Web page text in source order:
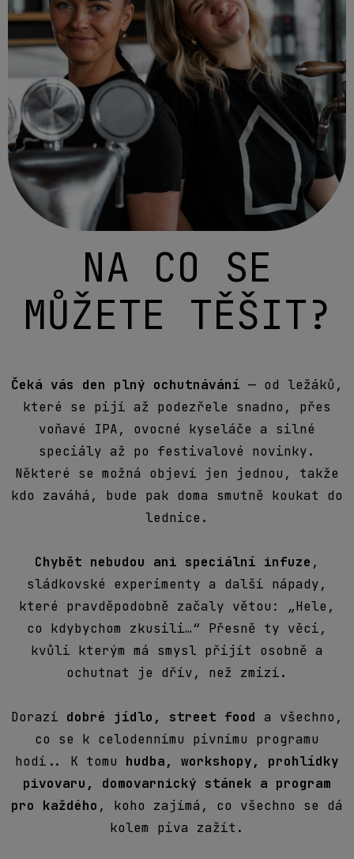
NA CO SE
MŮŽETE TĚŠIT?
Čeká vás den plný ochutnávání — od ležáků,
které se pijí až podezřele snadno, přes
voňavé IPA, ovocné kyseláče a silné
speciály až po festivalové novinky.
Některé se možná objeví jen jednou, takže
kdo zaváhá, bude pak doma smutně koukat do
lednice.
Chybět nebudou ani speciální infuze ,
sládkovské experimenty a další nápady,
které pravděpodobně začaly větou: „Hele,
co kdybychom zkusili…“ Přesně ty věci,
kvůli kterým má smysl přijít osobně a
ochutnat je dřív, než zmizí.
Dorazí dobré jídlo, street food a všechno,
co se k celodennímu pivnímu programu
hodí.. K tomu hudba, workshopy, prohlídky
pivovaru, domovarnický stánek a program
pro každého , koho zajímá, co všechno se dá
kolem piva zažít.